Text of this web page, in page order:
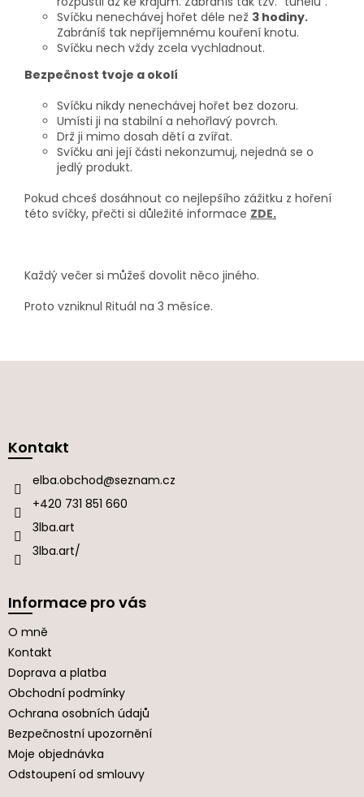
Svíčku nenechávej hořet déle než 3 hodiny.
Zabráníš tak nepříjemnému kouření knotu.
Svíčku nech vždy zcela vychladnout.
Bezpečnost tvoje a okolí
Svíčku nikdy nenechávej hořet bez dozoru.
Umísti ji na stabilní a nehořlavý povrch.
Drž ji mimo dosah dětí a zvířat.
Svíčku ani její části nekonzumuj, nejedná se o
jedlý produkt.
Pokud chceš dosáhnout co nejlepšího zážitku z hoření
této svíčky, přečti si důležité informace ZDE.
Každý večer si můžeš dovolit něco jiného.
Proto vzniknul Rituál na 3 měsíce.
aKontakt
elba.obchod@seznam.cz
+420 731 851 660
3lba.art
3lba.art/
Informace pro vás
O mně
Kontakt
Doprava a platba
Obchodní podmínky
Ochrana osobních údajů
Bezpečnostní upozornění
Moje objednávka
Odstoupení od smlouvy